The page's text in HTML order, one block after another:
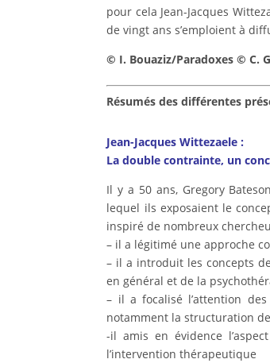
pour cela Jean-Jacques
de vingt ans s’emploient à
© I. Bouaziz/Paradoxes © C.
Résumés des différentes
Jean-Jacques Wittezaele :
La double contrainte, un
Il y a 50 ans, Gregory
lequel ils exposaient le
inspiré de nombreux
– il a légitimé une approche
– il a introduit les concepts
en général et de la
– il a focalisé l’attention
notamment la structuration
-il amis en évidence
l’intervention thérapeutique